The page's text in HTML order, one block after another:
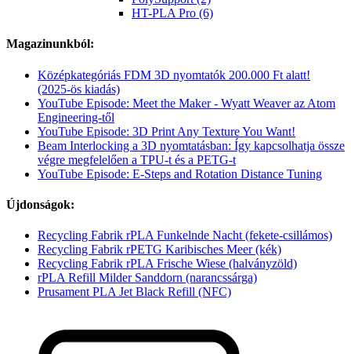
HT-PLA Pro (6)
Magazinunkból:
Középkategóriás FDM 3D nyomtatók 200.000 Ft alatt!
(2025-ös kiadás)
YouTube Episode: Meet the Maker - Wyatt Weaver az Atom
Engineering-től
YouTube Episode: 3D Print Any Texture You Want!
Beam Interlocking a 3D nyomtatásban: Így kapcsolhatja össze
végre megfelelően a TPU-t és a PETG-t
YouTube Episode: E-Steps and Rotation Distance Tuning
Újdonságok:
Recycling Fabrik rPLA Funkelnde Nacht (fekete-csillámos)
Recycling Fabrik rPETG Karibisches Meer (kék)
Recycling Fabrik rPLA Frische Wiese (halványzöld)
rPLA Refill Milder Sanddorn (narancssárga)
Prusament PLA Jet Black Refill (NFC)